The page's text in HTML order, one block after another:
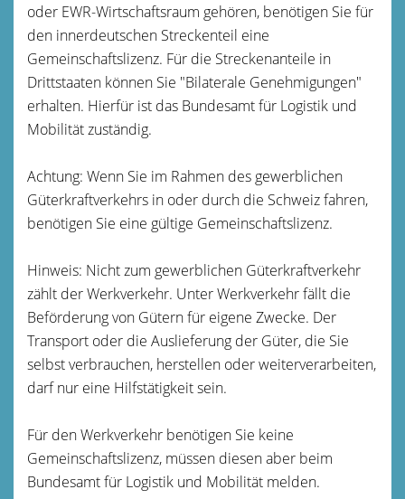
oder EWR-Wirtschaftsraum gehören, benötigen Sie für
den innerdeutschen Streckenteil eine
Gemeinschaftslizenz. Für die Streckenanteile in
Drittstaaten können Sie "Bilaterale Genehmigungen"
erhalten. Hierfür ist das Bundesamt für Logistik und
Mobilität zuständig.
Achtung: Wenn Sie im Rahmen des gewerblichen
Güterkraftverkehrs in oder durch die Schweiz fahren,
benötigen Sie eine gültige Gemeinschaftslizenz.
Hinweis: Nicht zum gewerblichen Güterkraftverkehr
zählt der Werkverkehr. Unter Werkverkehr fällt die
Beförderung von Gütern für eigene Zwecke. Der
Transport oder die Auslieferung der Güter, die Sie
selbst verbrauchen, herstellen oder weiterverarbeiten,
darf nur eine Hilfstätigkeit sein.
Für den Werkverkehr benötigen Sie keine
Gemeinschaftslizenz, müssen diesen aber beim
Bundesamt für Logistik und Mobilität melden.